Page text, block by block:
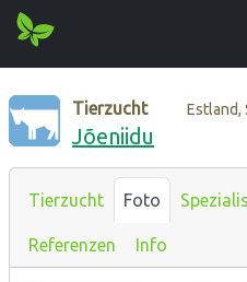
Tierzucht Estland,
Jõeniidu
Tierzucht Foto
Referenzen Info